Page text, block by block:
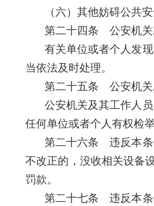
（六）其他妨碍公共
第二十四条 公安机关
有关单位或者个人发
当依法及时处理。
第二十五条 公安机关
公安机关及其工作人
任何单位或者个人有权检举
第二十六条 违反本条
不改正的，没收相关设备
罚款。
第二十七条 违反本条